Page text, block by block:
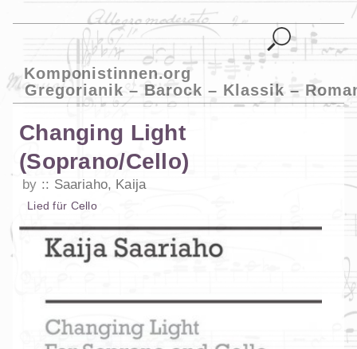
Komponistinnen.org
Gregorianik – Barock – Klassik –
Changing Light
(Soprano/Cello)
by Saariaho, Kaija
Lied für Cello